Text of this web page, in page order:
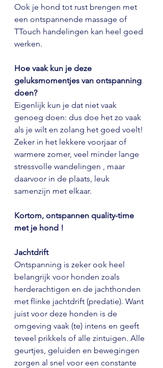
Ook je hond tot rust brengen met
een ontspannende massage of
TTouch handelingen kan heel goed
werken.
Hoe vaak kun je deze
geluksmomentjes van ontspanning
doen?
Eigenlijk kun je dat niet vaak
genoeg doen: dus doe het zo vaak
als je wilt en zolang het goed voelt!
Zeker in het lekkere voorjaar of
warmere zomer, veel minder lange
stressvolle wandelingen , maar
daarvoor in de plaats, leuk
samenzijn met elkaar.
Kortom, ontspannen quality-time
met je hond !
Jachtdrift
Ontspanning is zeker ook heel
belangrijk voor honden zoals
herderachtigen en de jachthonden
met flinke jachtdrift (predatie). Want
juist voor deze honden is de
omgeving vaak (te) intens en geeft
teveel prikkels of alle zintuigen. Alle
geurtjes, geluiden en bewegingen
zorgen al snel voor een constante